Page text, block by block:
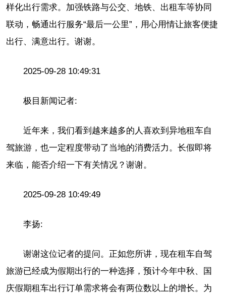
样化出行需求。加强铁路与公交、地铁、出租车等协同
联动，畅通出行服务“最后一公里”，用心用情让旅客便捷
出行、满意出行。谢谢。
2025-09-28 10:49:31
极目新闻记者:
近年来，我们看到越来越多的人喜欢到异地租车自
驾旅游，也一定程度带动了当地的消费活力。长假即将
来临，能否介绍一下有关情况？谢谢。
2025-09-28 10:49:49
李扬:
谢谢这位记者的提问。正如您所讲，现在租车自驾
旅游已经成为假期出行的一种选择，预计今年中秋、国
庆假期租车出行订单需求将会有两位数以上的增长。为